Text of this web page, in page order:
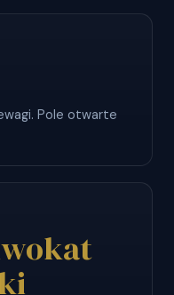
Pole otwarte